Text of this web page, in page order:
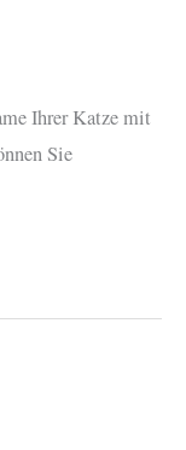
Ihrer Katze mit
Sie